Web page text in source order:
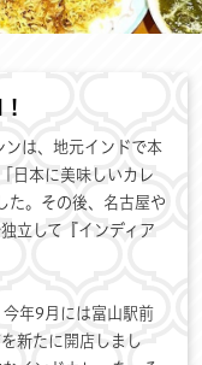
ンは、地元インドで本
日本に美味しいカレ
た。その後、名古屋や
立して『インディア
年9月には富山駅前
新たに開店しまし